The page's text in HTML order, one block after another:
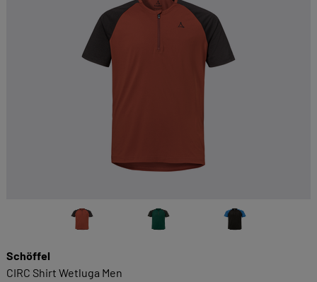
Schöffel
CIRC Shirt Wetluga Men